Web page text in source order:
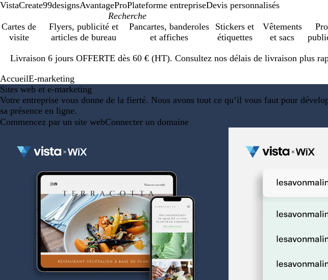
VistaCreate99designsAvantageProPlateforme entrepriseDevis personnalisés
Cartes de
visite
Flyers, publicité et
articles de bureau
Pancartes, banderoles
et affiches
Stickers et
étiquettes
Vêtements
et sacs
Livraison 6 jours OFFERTE dès 60 € (HT). Consultez nos délais de livraison plus
1
AccueilE-marketing
Sites web et e-marketing
Votre entreprise vous donne de la fierté. Nous avons tout ce qu’il vous faut pour
sa présence en ligne.
Commencez par un site webConnecter un domaine